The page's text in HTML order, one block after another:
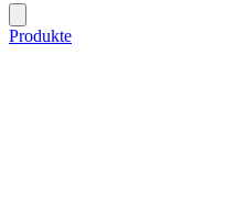
Produkte